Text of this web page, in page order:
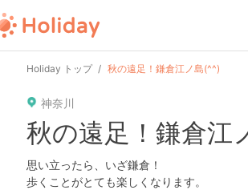
Holiday トップ 秋の遠足！鎌倉江ノ島(^^)
神奈川
秋の遠足！鎌倉江
思い立ったら、いざ鎌倉！
歩くことがとても楽しくなります。